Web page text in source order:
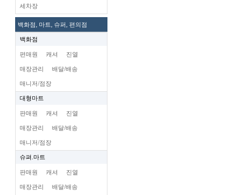
세차장
백화점, 마트, 슈퍼, 편의점
백화점
편매원 캐셔 진열
매장관리 배달/배송
매니저/점장
대형마트
판매원 캐셔 진열
매장관리 배달/배송
매니저/점장
슈펴.마트
판매원 캐셔 진열
매장관리 배달/배송